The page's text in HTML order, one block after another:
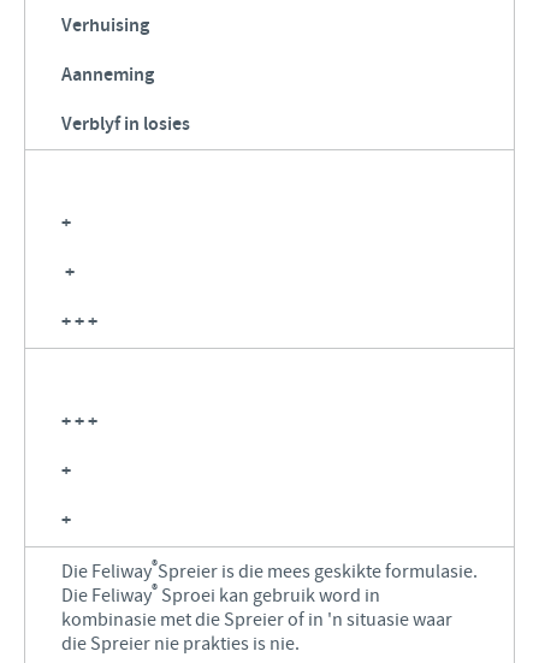
Verhuising
Aanneming
Verblyf in losies
+
+
+ + +
+ + +
+
+
Die Feliway®Spreier is die mees geskikte formulasie.
Die Feliway® Sproei kan gebruik word in
kombinasie met die Spreier of in 'n situasie waar
die Spreier nie prakties is nie.